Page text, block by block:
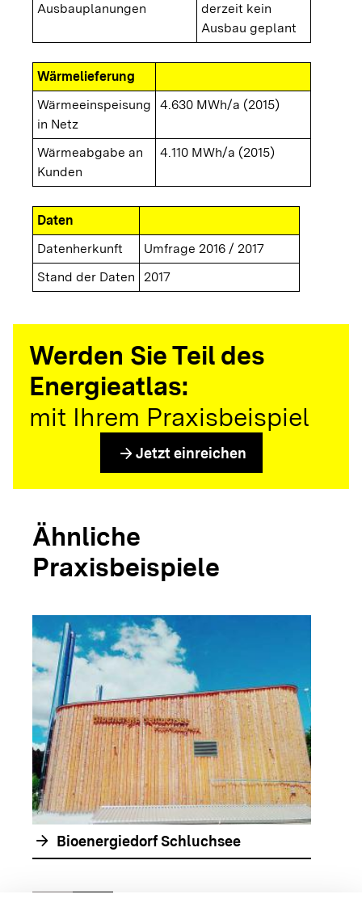
Ausbauplanungen
derzeit kein
Ausbau geplant
Wärmelieferung
Wärmeeinspeisung
in Netz
4.630 MWh/a (2015)
Wärmeabgabe an
Kunden
4.110 MWh/a (2015)
Daten
Datenherkunft
Umfrage 2016 / 2017
Stand der Daten
2017
Werden Sie Teil des
Energieatlas:
mit Ihrem Praxisbeispiel
arrow_forward Jetzt einreichen
Ähnliche
Praxisbeispiele
arrow_forward Bioenergiedorf Schluchsee